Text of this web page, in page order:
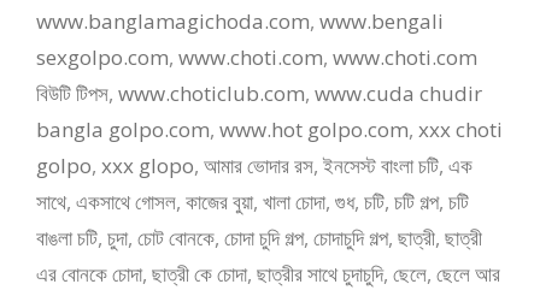
www.banglamagichoda.com, www.bengali
sexgolpo.com, www.choti.com, www.choti.com
বিউটি টিপস, www.choticlub.com, www.cuda chudir
bangla golpo.com, www.hot golpo.com, xxx choti
golpo, xxx glopo, আমার ভোদার রস,ইনসেস্ট বাংলা চটি, এক
সাথে, একসাথে গোসল, কাজের বুয়া, খালা চোদা, গুধ, চটি, চটি গল্প, চটি
বাঙলা চটি, চুদা, চোট বোনকে, চোদা চুদি গল্প, চোদাচুদি গল্প, ছাত্রী, ছাত্রী
এর বোনকে চোদা, ছাত্রী কে চোদা, ছাত্রীর সাথে চুদাচুদি, ছেলে, ছেলে আর